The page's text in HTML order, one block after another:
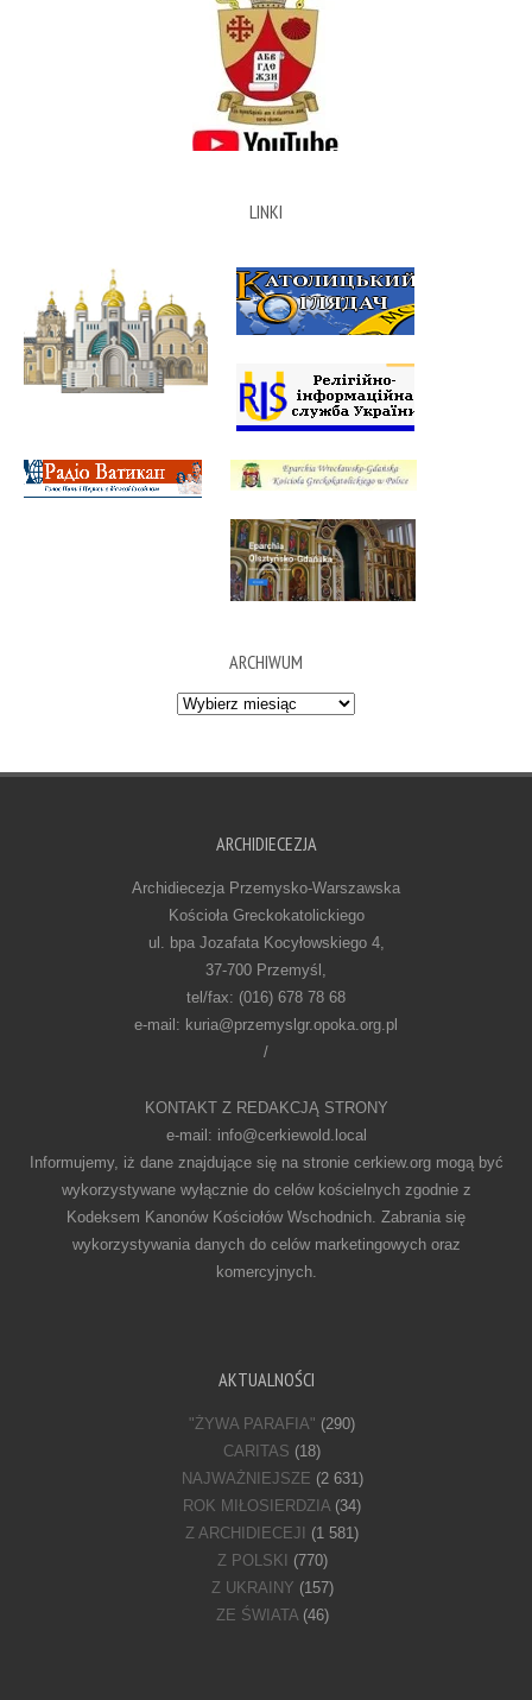
LINKI
ARCHIWUM
Archiwum
ARCHIDIECEZJA
Archidiecezja Przemysko-Warszawska
Kościoła Greckokatolickiego
ul. bpa Jozafata Kocyłowskiego 4,
37-700 Przemyśl,
tel/fax: (016) 678 78 68
e-mail: kuria@przemyslgr.opoka.org.pl
/
KONTAKT Z REDAKCJĄ STRONY
e-mail: info@cerkiewold.local
Informujemy, iż dane znajdujące się na stronie cerkiew.org mogą być
wykorzystywane wyłącznie do celów kościelnych zgodnie z
Kodeksem Kanonów Kościołów Wschodnich. Zabrania się
wykorzystywania danych do celów marketingowych oraz
komercyjnych.
AKTUALNOŚCI
"ŻYWA PARAFIA" (290)
CARITAS (18)
NAJWAŻNIEJSZE (2 631)
ROK MIŁOSIERDZIA(34)
Z ARCHIDIECEJI
(1 581)
Z POLSKI
(770)
Z UKRAINY (157)
ZE ŚWIATA(46)